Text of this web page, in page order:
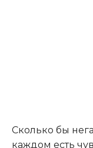
Сколько бы
каждом есть